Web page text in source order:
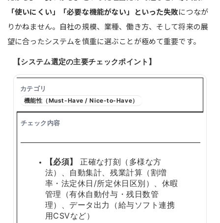
「使いにくい」「必要な機能がない」といった失敗につなが
りかねません。自社の規模、業種、働き方、そして将来の展
望に合ったシステムを慎重に選ぶことが極めて重要です。
【システム選定の主要チェックポイント】
機能性（Must-Have / Nice-to-Have）
【必須】
正確な打刻（多様な方
法）、自動集計、残業計算（割増
率・法定休日/所定休日区別）、休暇
管理（有休自動付与・残日数管
理）、データ出力（給与ソフト連携
用CSVなど）